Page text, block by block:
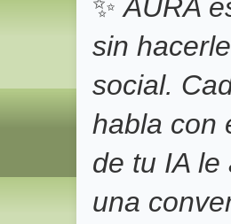
✨AURA
sin
social.
habla con
de tu IA
una